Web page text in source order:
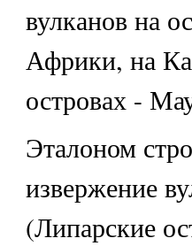
вулканов на
Африки, на
островах -
Эталоном
извержение
(Липарские